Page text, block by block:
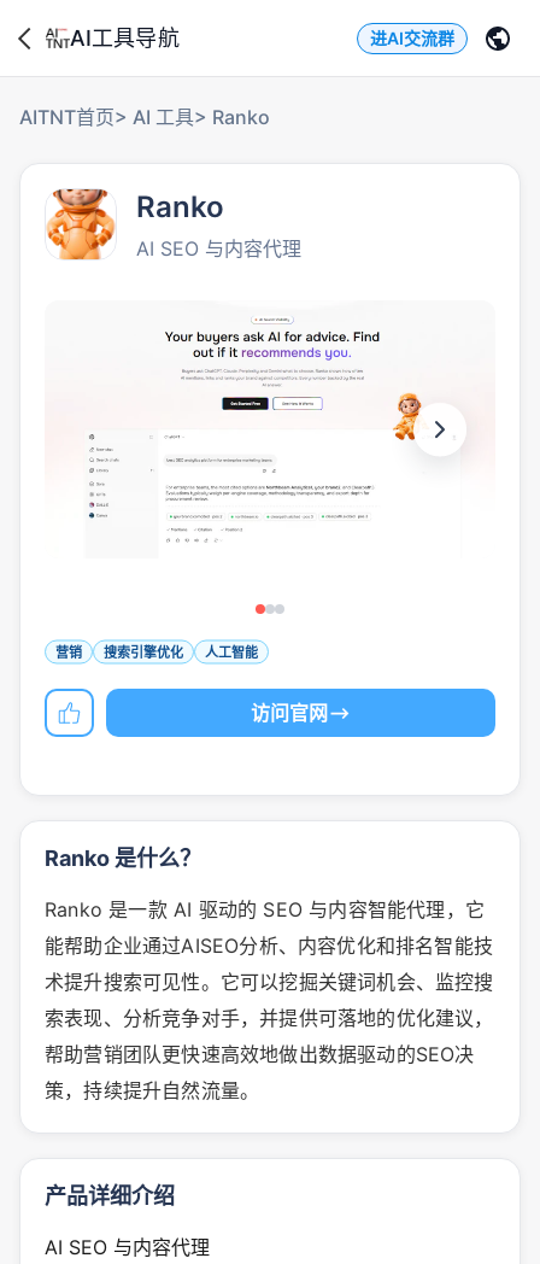
AI工具导航 进AI交流群
AITNT首页> AI 工具> Ranko
Ranko
AI SEO 与内容代理
营销 搜索引擎优化 人工智能
访问官网
Ranko 是什么？
Ranko 是一款 AI 驱动的 SEO 与内容智能代理，它
能帮助企业通过AISEO分析、内容优化和排名智能技
术提升搜索可见性。它可以挖掘关键词机会、监控搜
索表现、分析竞争对手，并提供可落地的优化建议，
帮助营销团队更快速高效地做出数据驱动的SEO决
策，持续提升自然流量。
产品详细介绍
AI SEO 与内容代理